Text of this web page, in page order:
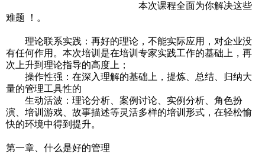
本次课程全面为你解决这些
难题 ！。
理论联系实践：再好的理论，不能实际应用，对企业没
有任何作用。本次培训是在培训专家实践工作的基础上，再
次上升到理论指导的高度上；
操作性强：在深入理解的基础上，提炼、总结、归纳大
量的管理工具性的
生动活波：理论分析、案例讨论、实例分析、角色扮
演、培训游戏、故事描述等灵活多样的培训形式，在轻松愉
快的环境中得到提升。
第一章、什么是好的管理